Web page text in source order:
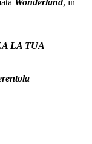
Wonderland, in
LA TUA